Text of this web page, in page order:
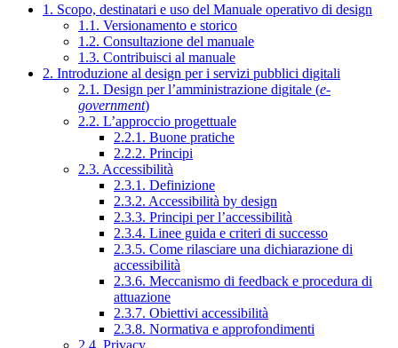
1. Scopo, destinatari e uso del Manuale operativo di design
1.1. Versionamento e storico
1.2. Consultazione del manuale
1.3. Contribuisci al manuale
2. Introduzione al design per i servizi pubblici digitali
2.1. Design per l’amministrazione digitale (e-
government)
2.2. L’approccio progettuale
2.2.1. Buone pratiche
2.2.2. Principi
2.3. Accessibilità
2.3.1. Definizione
2.3.2. Accessibilità by design
2.3.3. Principi per l’accessibilità
2.3.4. Linee guida e criteri di successo
2.3.5. Come rilasciare una dichiarazione di
accessibilità
2.3.6. Meccanismo di feedback e procedura di
attuazione
2.3.7. Obiettivi accessibilità
2.3.8. Normativa e approfondimenti
2.4. Privacy